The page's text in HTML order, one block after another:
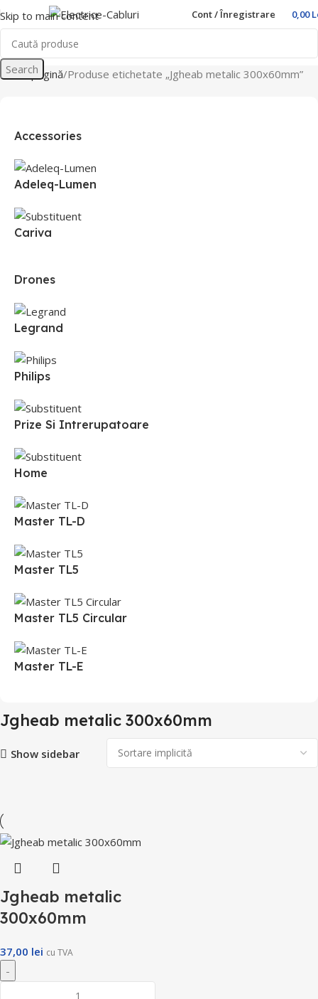
Skip to main content Cont / Înregistrare 0,00
Search
Prima pagină Produse etichetate „Jgheab metalic 300x60mm”
Accessories
Adeleq-Lumen
Cariva
Drones
Legrand
Philips
Prize Si Intrerupatoare
Home
Master TL-D
Master TL5
Master TL5 Circular
Master TL-E
Jgheab metalic 300x60mm
Show sidebar
Jgheab metalic
300x60mm
37,00 lei cu TVA